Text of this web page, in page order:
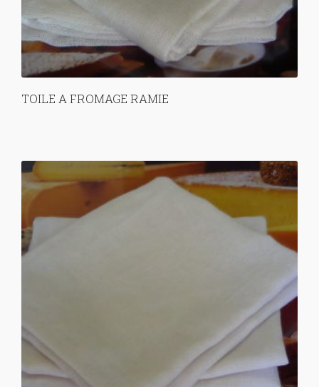
TOILE A FROMAGE RAMIE